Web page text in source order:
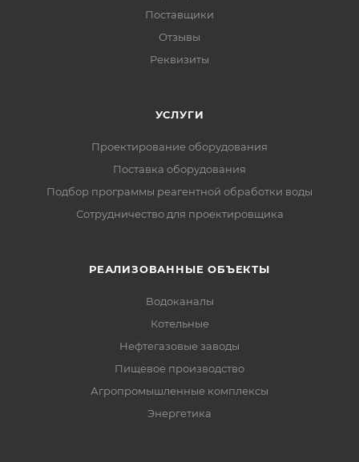
Поставщики
Отзывы
Реквизиты
УСЛУГИ
Проектирование оборудования
Поставка оборудования
Подбор программы реагентной обработки воды
Сотрудничество для проектировщика
РЕАЛИЗОВАННЫЕ ОБЪЕКТЫ
Водоканалы
Котельные
Нефтегазовые заводы
Пищевое производство
Агропромышленные комплексы
Энергетика